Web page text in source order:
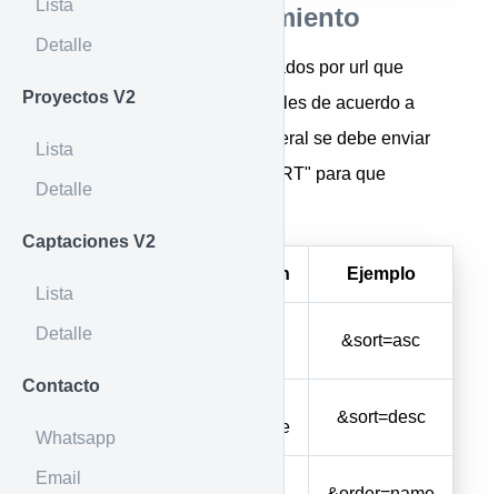
Lista
Detalle
Proyectos V2
Lista
Detalle
Captaciones V2
Lista
Detalle
Contacto
Whatsapp
Email
Índices de ordenamiento
Son parámetros también enviados por url que
permiten organizar los inmuebles de acuerdo a
diferentes parámetros, en general se debe enviar
como "&order=order&sort=SORT" para que
Descripción Ejemplo
ASC &sort=asc
descendente
&sort=desc